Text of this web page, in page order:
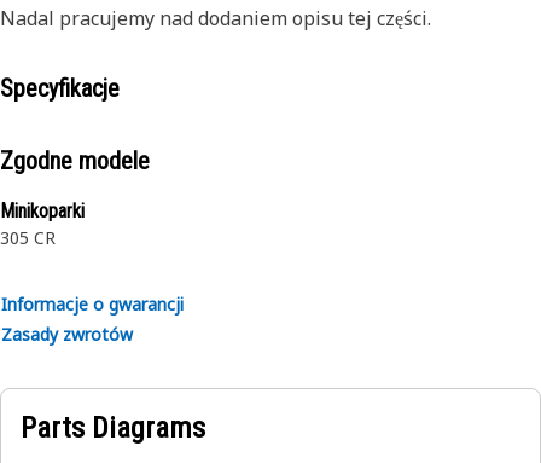
Nadal pracujemy nad dodaniem opisu tej części.
Specyfikacje
Zgodne modele
Minikoparki
305 CR
Informacje o gwarancji
Zasady zwrotów
Parts Diagrams